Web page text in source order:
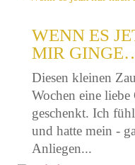
WENN ES
MIR
Diesen kleinen
Wochen eine
geschenkt. Ich
und hatte mein -
Anliegen...